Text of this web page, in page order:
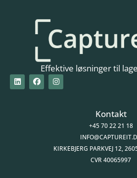
Effektive løsninger til
Kontakt
+45 70 22 21 18
KIRKEBJERG PARKVEJ 12,
CVR 40065997